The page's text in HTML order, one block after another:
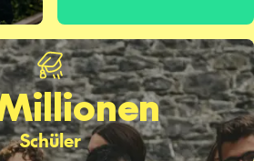
Schüler